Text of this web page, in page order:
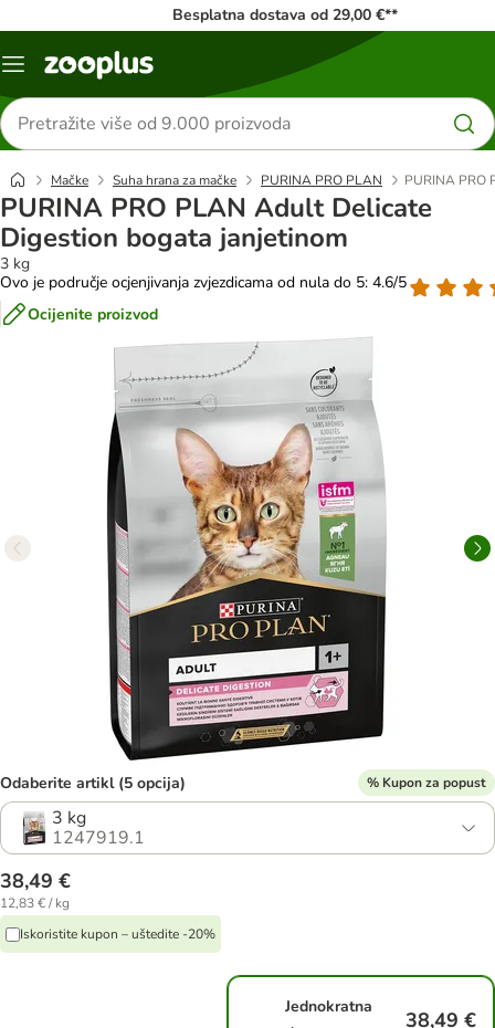
Besplatna dostava od 29,00 €**
Izbornik
Traži
proizvode
Mačke Suha hrana za mačke PURINA PRO PLAN PURINA PRO
PURINA PRO PLAN Adult Delicate
Digestion bogata janjetinom
3 kg
Ovo je područje ocjenjivanja zvjezdicama od nula do 5: 4.6/5
Ocijenite proizvod
Odaberite artikl (5 opcija) % Kupon za popust
3 kg
1247919.1
38,49 €
12,83 € / kg
Iskoristite kupon – uštedite -20%
Jednokratna
38,49 €